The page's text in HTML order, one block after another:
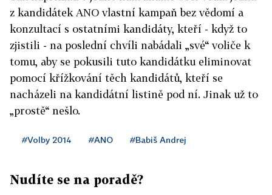
z kandidátek ANO vlastní kampaň bez vědomí a
konzultací s ostatními kandidáty, kteří - když to
zjistili - na poslední chvíli nabádali „své“ voliče k
tomu, aby se pokusili tuto kandidátku eliminovat
pomocí křížkování těch kandidátů, kteří se
nacházeli na kandidátní listině pod ní. Jinak už to
„prostě“ nešlo.
#Volby 2014 #ANO #Babiš Andrej
Nudíte se na poradě?